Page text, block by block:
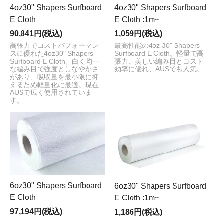
4oz30" Shapers Surfboard
E Cloth
90,841円(税込)
高張力でコストパフォーマン
スに優れた4oz30" Shapers
Surfboard E Cloth。白く均一
な編み目で強度としなやかさ
があり、吸収量を最小限に抑
えるため軽量化に最適。現在
AUSで広く使用されていま
す。
4oz30" Shapers Surfboard
E Cloth :1m~
1,059円(税込)
最高性能の4oz 30" Shapers
Surfboard E Cloth。軽量で高
張力、美しい編み目とコスト
効率に優れ、AUSでも人気。
6oz30" Shapers Surfboard
E Cloth
97,194円(税込)
6oz30" Shapers Surfboard
E Cloth :1m~
1,186円(税込)